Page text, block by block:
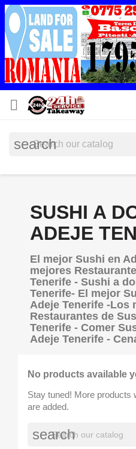

search
SUSHI A
ADEJE
El mejor Sushi en
mejores
Tenerife - Sushi a
Tenerife- El mejor
Adeje Tenerife -Los
Restaurantes de
Tenerife - Comer
Adeje Tenerife -
No products available
Stay tuned! More products
are added.
search